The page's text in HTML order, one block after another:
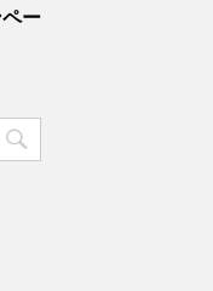
ー